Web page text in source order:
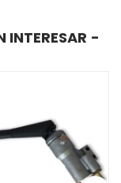
INTERESAR